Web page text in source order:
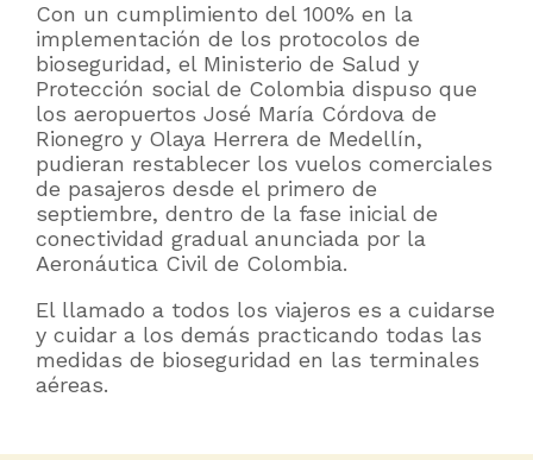
Con un cumplimiento del 100% en la
implementación de los protocolos de
bioseguridad, el Ministerio de Salud y
Protección social de Colombia dispuso que
los aeropuertos José María Córdova de
Rionegro y Olaya Herrera de Medellín,
pudieran restablecer los vuelos comerciales
de pasajeros desde el primero de
septiembre, dentro de la fase inicial de
conectividad gradual anunciada por la
Aeronáutica Civil de Colombia.
El llamado a todos los viajeros es a cuidarse
y cuidar a los demás practicando todas las
medidas de bioseguridad en las terminales
aéreas.